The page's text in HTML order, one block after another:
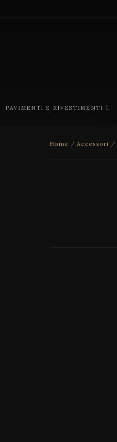
PAVIMENTI E RIVESTIMENTI
Home / Accessori /